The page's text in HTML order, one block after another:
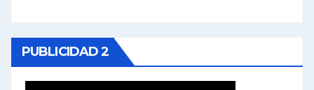
PUBLICIDAD 2